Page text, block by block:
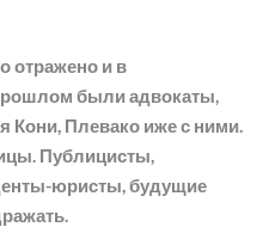
отражено и в
были адвокаты,
Кони, Плевако иже с ними.
Публицисты,
юристы, будущие